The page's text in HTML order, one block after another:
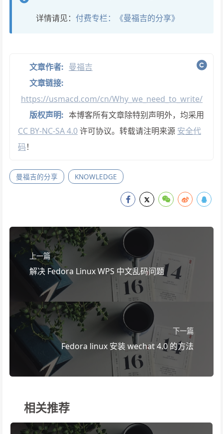
详情请见： 付费专栏：《曼福吉的分享》
文章作者: 曼福吉
文章链接:
https://usmacd.com/cn/Why_we_need_to_write/
版权声明: 本博客所有文章除特别声明外，均采用
CC BY-NC-SA 4.0许可协议。转载请注明来源 安全代
码！
曼福吉的分享 KNOWLEDGE
上一篇
解决 Fedora Linux WPS 中文乱码问题
下一篇
Fedora linux 安装 wechat 4.0 的方法
相关推荐